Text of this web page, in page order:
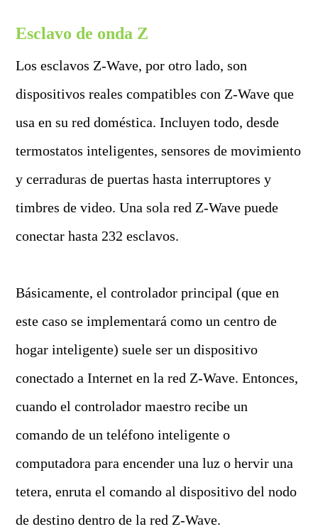
Esclavo de onda Z
Los esclavos Z-Wave, por otro lado, son
dispositivos reales compatibles con Z-Wave que
usa en su red doméstica. Incluyen todo, desde
termostatos inteligentes, sensores de movimiento
y cerraduras de puertas hasta interruptores y
timbres de video. Una sola red Z-Wave puede
conectar hasta 232 esclavos.
Básicamente, el controlador principal (que en
este caso se implementará como un centro de
hogar inteligente) suele ser un dispositivo
conectado a Internet en la red Z-Wave. Entonces,
cuando el controlador maestro recibe un
comando de un teléfono inteligente o
computadora para encender una luz o hervir una
tetera, enruta el comando al dispositivo del nodo
de destino dentro de la red Z-Wave.